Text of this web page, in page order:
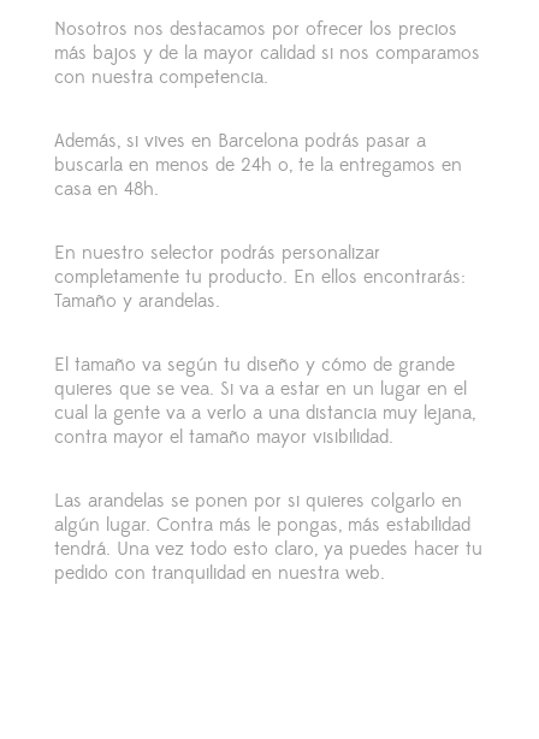
Nosotros nos destacamos por ofrecer los precios
más bajos y de la mayor calidad si nos comparamos
con nuestra competencia.
Además, si vives en Barcelona podrás pasar a
buscarla en menos de 24h o, te la entregamos en
casa en 48h.
En nuestro selector podrás personalizar
completamente tu producto. En ellos encontrarás:
Tamaño y arandelas.
El tamaño va según tu diseño y cómo de grande
quieres que se vea. Si va a estar en un lugar en el
cual la gente va a verlo a una distancia muy lejana,
contra mayor el tamaño mayor visibilidad.
Las arandelas se ponen por si quieres colgarlo en
algún lugar. Contra más le pongas, más estabilidad
tendrá. Una vez todo esto claro, ya puedes hacer tu
pedido con tranquilidad en nuestra web.